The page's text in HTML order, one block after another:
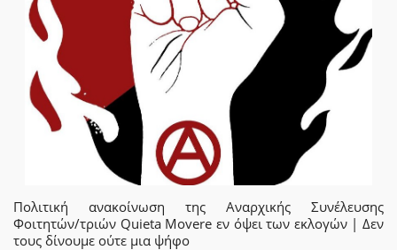
Πολιτική ανακοίνωση της Αναρχικής Συνέλευσης
Φοιτητών/τριών Quieta Movere εν όψει των εκλογών | Δεν
τους δίνουμε ούτε μια ψήφο